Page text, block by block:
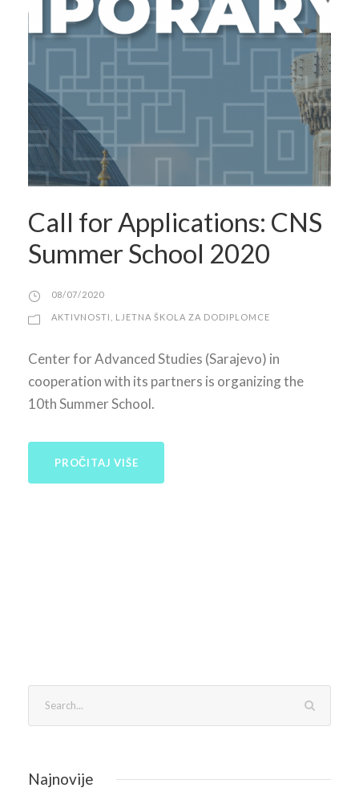
Call for Applications: CNS
Summer School 2020
08/07/2020
AKTIVNOSTI LJETNA ŠKOLA ZA DODIPLOMCE
Center for Advanced Studies (Sarajevo) in
cooperation with its partners is organizing the
10th Summer School.
PROČITAJ VIŠE
Najnovije